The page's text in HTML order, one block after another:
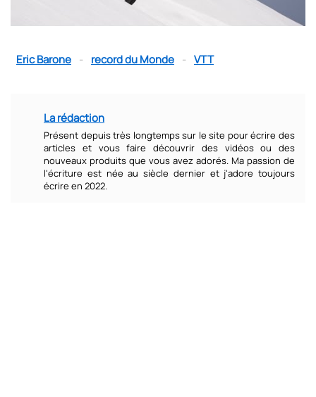
Eric Barone - record du Monde - VTT
La rédaction
Présent depuis très longtemps sur le site pour écrire des
articles et vous faire découvrir des vidéos ou des
nouveaux produits que vous avez adorés. Ma passion de
l'écriture est née au siècle dernier et j'adore toujours
écrire en 2022.